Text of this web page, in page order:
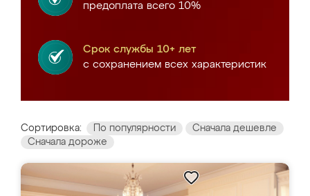
предоплата всего 10%
Срок службы 10+ лет
с сохранением всех характеристик
Сортировка: По популярности
Сначала дешевле
Сначала дороже